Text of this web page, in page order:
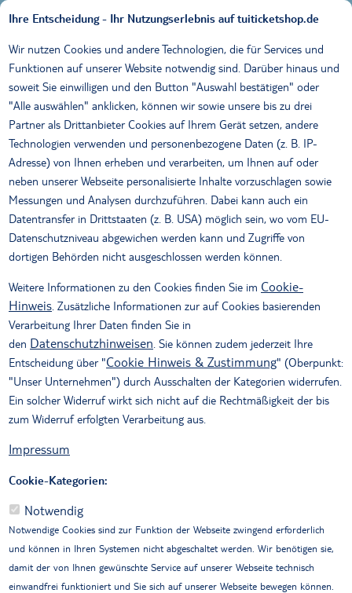
Ihre Entscheidung - Ihr Nutzungserlebnis auf tuiticketshop.de
Wir nutzen Cookies und andere Technologien, die für Services und
Funktionen auf unserer Website notwendig sind. Darüber hinaus und
soweit Sie einwilligen und den Button "Auswahl bestätigen" oder
"Alle auswählen" anklicken, können wir sowie unsere bis zu drei
Partner als Drittanbieter Cookies auf Ihrem Gerät setzen, andere
Technologien verwenden und personenbezogene Daten (z. B. IP-
Adresse) von Ihnen erheben und verarbeiten, um Ihnen auf oder
neben unserer Webseite personalisierte Inhalte vorzuschlagen sowie
Messungen und Analysen durchzuführen. Dabei kann auch ein
Datentransfer in Drittstaaten (z. B. USA) möglich sein, wo vom EU-
Datenschutzniveau abgewichen werden kann und Zugriffe von
dortigen Behörden nicht ausgeschlossen werden können.
Weitere Informationen zu den Cookies finden Sie im Cookie-
Hinweis . Zusätzliche Informationen zur auf Cookies basierenden
Verarbeitung Ihrer Daten finden Sie in
den Datenschutzhinweisen . Sie können zudem jederzeit Ihre
Entscheidung über "Cookie Hinweis & Zustimmung" (Oberpunkt:
"Unser Unternehmen") durch Ausschalten der Kategorien widerrufen.
Ein solcher Widerruf wirkt sich nicht auf die Rechtmäßigkeit der bis
zum Widerruf erfolgten Verarbeitung aus.
Impressum
Cookie-Kategorien:
Notwendig
Notwendige Cookies sind zur Funktion der Webseite zwingend erforderlich
und können in Ihren Systemen nicht abgeschaltet werden. Wir benötigen sie,
damit der von Ihnen gewünschte Service auf unserer Webseite technisch
einwandfrei funktioniert und Sie sich auf unserer Webseite bewegen können.
Direkt
zum
Inhalt
ANMELDEN
Allgemeine
Geschäftsbedingungen
PDF DOWNLOAD
Allgemeine Geschäfts- und Vertragsbedingungen
(AGB) der TUI 4U GmbH und ihrer Marke TUI
Ticket Shop für die Vermittlung von Flugleistungen.
1. Geltung
TUI 4U GmbH, die Markeninhaberin von „TUI
genannt) wird in der Eigenschaft als Vermittlerin
von Luftbeförderungsverträgen einschließlich
Nebenleistungen und Flugscheinen (nachfolgend
„Flugleistungen“) im Rahmen eines
Geschäftsbesorgungsvertrages nach § 675 BGB
tätig. Die Flugleistungen werden ausschließlich für